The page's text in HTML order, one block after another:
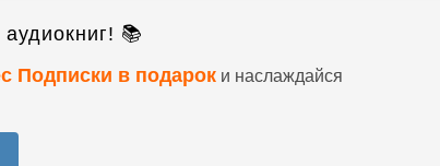
📚
Подписки в подарок и наслаждайся